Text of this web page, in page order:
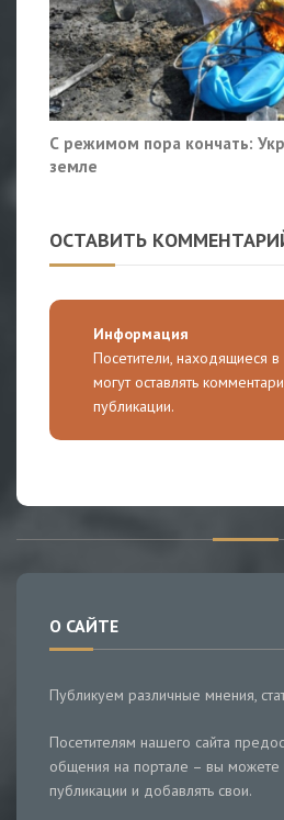
С режимом пора кончать:
земле
ОСТАВИТЬ
Информация
Посетители, находящиеся в
могут оставлять
публикации.
О САЙТЕ
Публикуем различные мнения,
Посетителям нашего сайта
общения на портале – вы можете
публикации и добавлять свои.